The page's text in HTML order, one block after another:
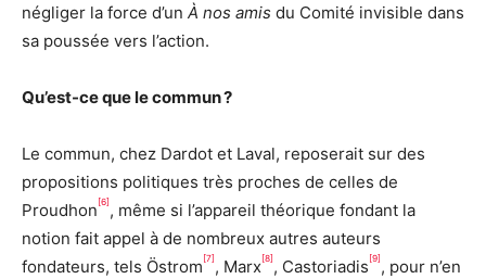
négliger la force d’un À nos amis du Comité invisible dans
sa poussée vers l’action.
Qu’est-ce que le commun ?
Le commun, chez Dardot et Laval, reposerait sur des
propositions politiques très proches de celles de
Proudhon [6] , même si l’appareil théorique fondant la
notion fait appel à de nombreux autres auteurs
fondateurs, tels Östrom [7] , Marx[8] , Castoriadis [9] , pour n’en